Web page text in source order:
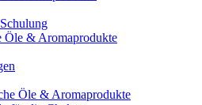
Öle & Aromaprodukte
Öle & Aromaprodukte